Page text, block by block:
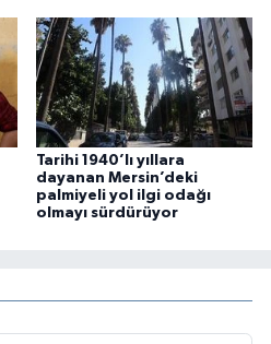
Tarihi 1940’lı yıllara
dayanan Mersin’deki
palmiyeli yol ilgi odağı
olmayı sürdürüyor